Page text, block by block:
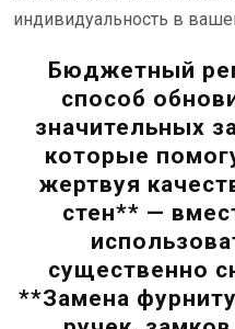
индивидуальность в
Бюджетный
способ
значительных
которые
жертвуя
стен** —
существенно
**Замена